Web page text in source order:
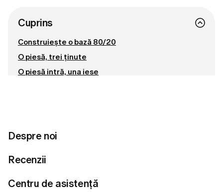
Despre noi
Recenzii
Centru de asistență
Cuprins
Construiește o bază 80/20
O piesă, trei ținute
O piesă intră, una iese
Pregătită să îți găsești stilul perfect?